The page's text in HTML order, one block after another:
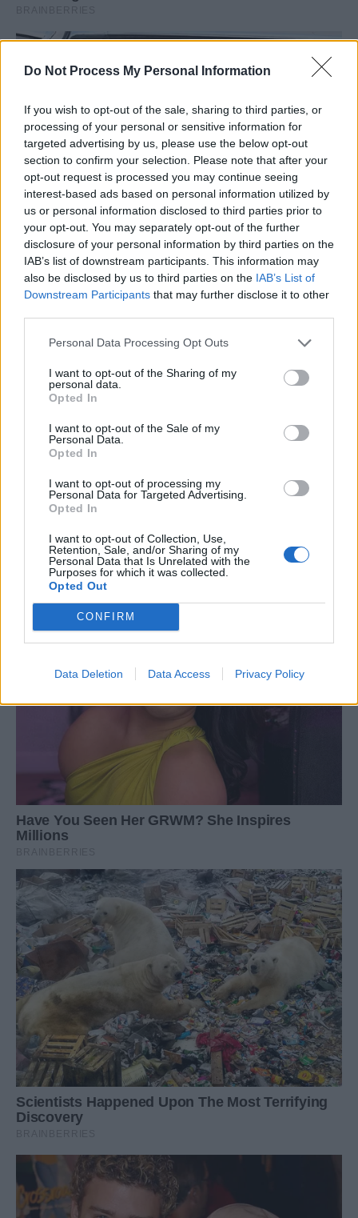
Do Not Process My Personal Information
If you wish to opt-out of the sale, sharing to third parties, or
processing of your personal or sensitive information for
targeted advertising by us, please use the below opt-out
section to confirm your selection. Please note that after your
opt-out request is processed you may continue seeing
interest-based ads based on personal information utilized by
us or personal information disclosed to third parties prior to
your opt-out. You may separately opt-out of the further
disclosure of your personal information by third parties on the
IAB’s list of downstream participants. This information may
also be disclosed by us to third parties on the IAB’s List of
Downstream Participants that may further disclose it to other
Personal Data Processing Opt Outs
I want to opt-out of the Sharing of my
personal data.
Opted In
I want to opt-out of the Sale of my
Personal Data.
Opted In
I want to opt-out of processing my
Personal Data for Targeted Advertising.
Opted In
I want to opt-out of Collection, Use,
Retention, Sale, and/or Sharing of my
Personal Data that Is Unrelated with the
Purposes for which it was collected.
Opted Out
CONFIRM
Data Deletion Data Access Privacy Policy